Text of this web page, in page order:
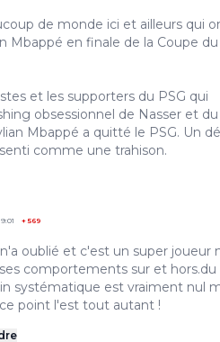
de monde ici et ailleurs qui
Mbappé en finale de la Coupe du
et les supporters du PSG qui
obsessionnel de Nasser et du
Mbappé a quitté le PSG. Un
comme une trahison.
+569
oublié et c'est un super joueur
comportements sur et hors.du
systématique est vraiment nul
point l'est tout autant !